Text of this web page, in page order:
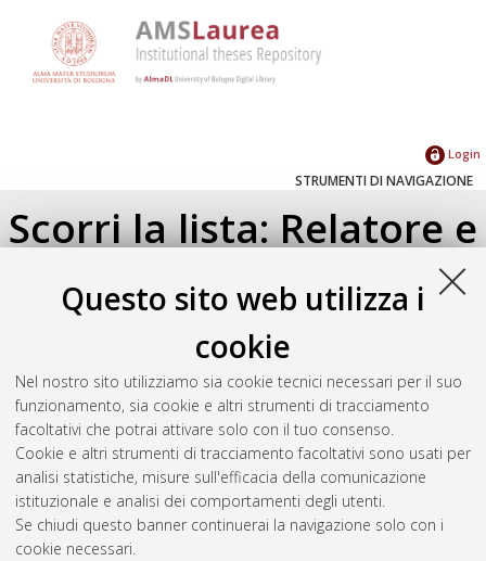
Questo sito web utilizza i
cookie
Nel nostro sito utilizziamo sia cookie tecnici necessari per il suo
funzionamento, sia cookie e altri strumenti di tracciamento
facoltativi che potrai attivare solo con il tuo consenso.
Cookie e altri strumenti di tracciamento facoltativi sono usati per
analisi statistiche, misure sull'efficacia della comunicazione
istituzionale e analisi dei comportamenti degli utenti.
Se chiudi questo banner continuerai la navigazione solo con i
cookie necessari.
Login
STRUMENTI DI NAVIGAZIONE
Scorri la lista: Relatore e
Correlatore
Seleziona un valore dall'elenco sottostante.
2025(1)
Atom
Rss 1.0
Rss 2.0